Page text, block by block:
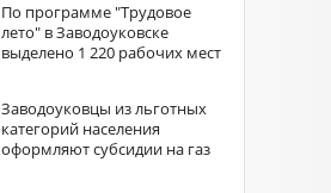
По программе "Трудовое
лето" в Заводоуковске
выделено 1 220 рабочих мест
Заводоуковцы из льготных
категорий населения
оформляют субсидии на газ